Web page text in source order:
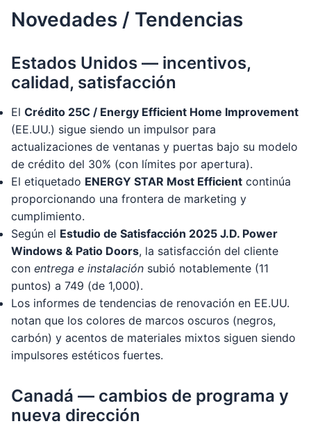
Novedades / Tendencias
Estados Unidos — incentivos,
calidad, satisfacción
El Crédito 25C / Energy Efficient Home Improvement
(EE.UU.) sigue siendo un impulsor para
actualizaciones de ventanas y puertas bajo su modelo
de crédito del 30% (con límites por apertura).
El etiquetado ENERGY STAR Most Efficient continúa
proporcionando una frontera de marketing y
cumplimiento.
Según el Estudio de Satisfacción 2025 J.D. Power
Windows & Patio Doors, la satisfacción del cliente
con entrega e instalación subió notablemente (11
puntos) a 749 (de 1,000).
Los informes de tendencias de renovación en EE.UU.
notan que los colores de marcos oscuros (negros,
carbón) y acentos de materiales mixtos siguen siendo
impulsores estéticos fuertes.
Canadá — cambios de programa y
nueva dirección